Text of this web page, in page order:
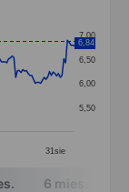
Data
31 sie
5,50
6,00
6,50
7,00
6,84
6 mies.